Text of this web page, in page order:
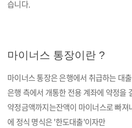
습니다.
마이너스 통장이란 ?
마이너스 통장은 은행에서 취급하는 대
은행 측에서 개통한 전용 계좌에 약정을
약정금액까지는잔액이 마이너스로 빠져
에 정식 명식은 '한도대출'이자만